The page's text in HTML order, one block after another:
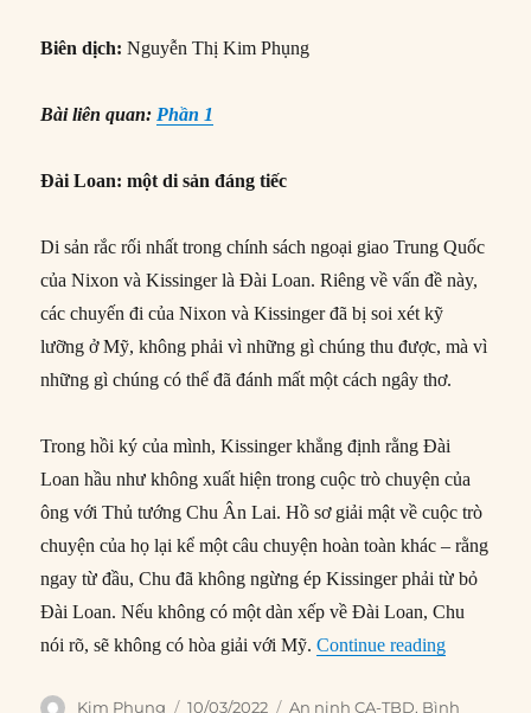
Biên dịch: Nguyễn Thị Kim Phụng
Bài liên quan: Phần 1
Đài Loan: một di sản đáng tiếc
Di sản rắc rối nhất trong chính sách ngoại giao Trung Quốc
của Nixon và Kissinger là Đài Loan. Riêng về vấn đề này,
các chuyến đi của Nixon và Kissinger đã bị soi xét kỹ
lưỡng ở Mỹ, không phải vì những gì chúng thu được, mà vì
những gì chúng có thể đã đánh mất một cách ngây thơ.
Trong hồi ký của mình, Kissinger khẳng định rằng Đài
Loan hầu như không xuất hiện trong cuộc trò chuyện của
ông với Thủ tướng Chu Ân Lai. Hồ sơ giải mật về cuộc trò
chuyện của họ lại kể một câu chuyện hoàn toàn khác – rằng
ngay từ đầu, Chu đã không ngừng ép Kissinger phải từ bỏ
Đài Loan. Nếu không có một dàn xếp về Đài Loan, Chu
nói rõ, sẽ không có hòa giải với Mỹ.Continue reading“Nhìn lại
Author
Kim Phụng
Posted
10/03/2022 Categories
An ninh CA-TBD, Bình